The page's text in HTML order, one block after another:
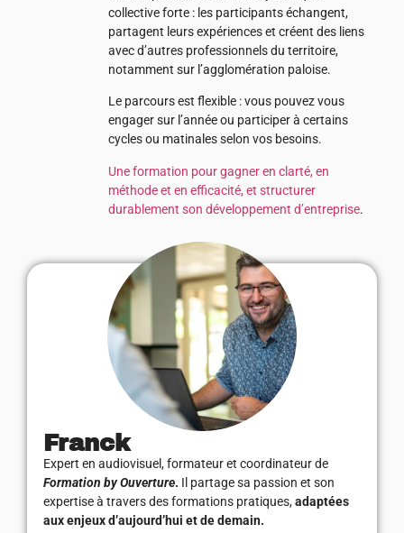
collective forte : les participants échangent,
partagent leurs expériences et créent des liens
avec d’autres professionnels du territoire,
notamment sur l’agglomération paloise.
Le parcours est flexible : vous pouvez vous
engager sur l’année ou participer à certains
cycles ou matinales selon vos besoins.
Une formation pour gagner en clarté, en
méthode et en efficacité, et structurer
durablement son développement d’entreprise.
Franck
Expert en audiovisuel, formateur et coordinateur de
Formation by Ouverture. Il partage sa passion et son
expertise à travers des formations pratiques,adaptées
aux enjeux d’aujourd’hui et de demain.